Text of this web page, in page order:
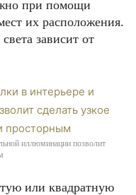
при помощи
их расположения.
зависит от
иллюминации позволит
или квадратную